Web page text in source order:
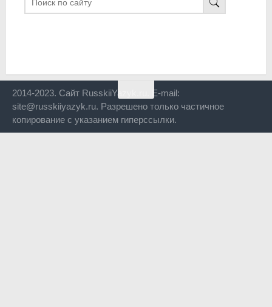
2014-2023. Сайт RusskiiYazyk.ru. E-mail:
site@russkiiyazyk.ru. Разрешено только частичное
копирование с указанием гиперссылки.